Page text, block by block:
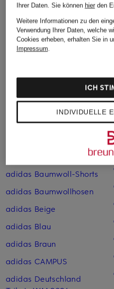
adidas Adiletten
adidas Argentinien
Trikots WM 2026
adidas Badehosen
adidas Baumwoll-Shorts
adidas Baumwoll­hosen
adidas Beige
adidas Blau
adidas Braun
adidas CAMPUS
adidas Deutschland
Ihrer Daten. Sie können hierden
Weitere Informationen zu den
Verwendung Ihrer Daten, welche
Cookies erheben, erhalten Sie in
Impressum.
INDIVIDUELLE
ICH